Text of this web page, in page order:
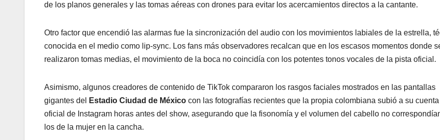
de los planos generales y las tomas aéreas con drones para evitar los acercamientos directos a la cantante.
Otro factor que encendió las alarmas fue la sincronización del audio con los movimientos labiales de la estrella,
conocida en el medio como lip-sync. Los fans más observadores recalcan que en los escasos momentos donde
realizaron tomas medias, el movimiento de la boca no coincidía con los potentes tonos vocales de la pista oficial.
Asimismo, algunos creadores de contenido de TikTok compararon los rasgos faciales mostrados en las pantallas
gigantes del
Estadio Ciudad de México con las fotografías recientes que la propia colombiana subió a su cuenta
oficial de Instagram horas antes del show, asegurando que la fisonomía y el volumen del cabello no
los de la mujer en la cancha.